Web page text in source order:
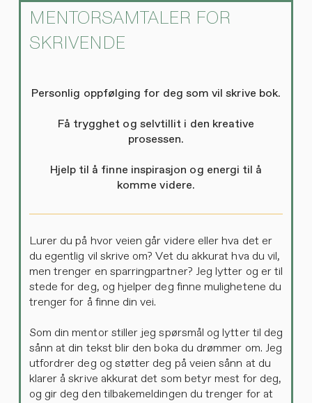
MENTORSAMTALER FOR
SKRIVENDE
Personlig oppfølging for deg som vil skrive bok.
Få trygghet og selvtillit i den kreative
prosessen.
Hjelp til å finne inspirasjon og energi til å
komme videre.
Lurer du på hvor veien går videre eller hva det er
du egentlig vil skrive om? Vet du akkurat hva du vil,
men trenger en sparringpartner? Jeg lytter og er til
stede for deg, og hjelper deg finne mulighetene du
trenger for å finne din vei.
Som din mentor stiller jeg spørsmål og lytter til deg
sånn at din tekst blir den boka du drømmer om. Jeg
utfordrer deg og støtter deg på veien sånn at du
klarer å skrive akkurat det som betyr mest for deg,
og gir deg den tilbakemeldingen du trenger for at